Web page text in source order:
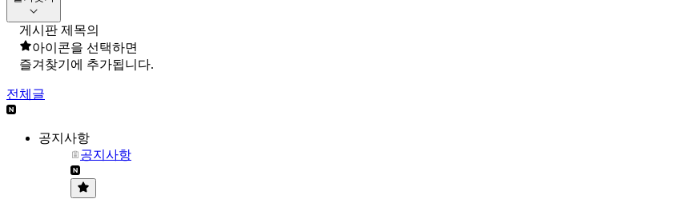
게시판 제목의
아이콘을 선택하면
즐겨찾기에 추가됩니다.
전체글
공지사항
공지사항